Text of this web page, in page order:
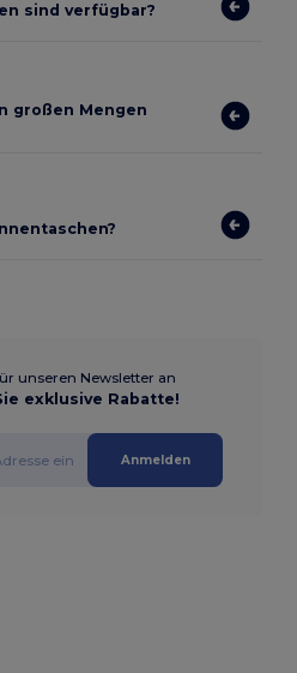
sind verfügbar?
großen Mengen
unseren Newsletter an
exklusive Rabatte!
Anmelden